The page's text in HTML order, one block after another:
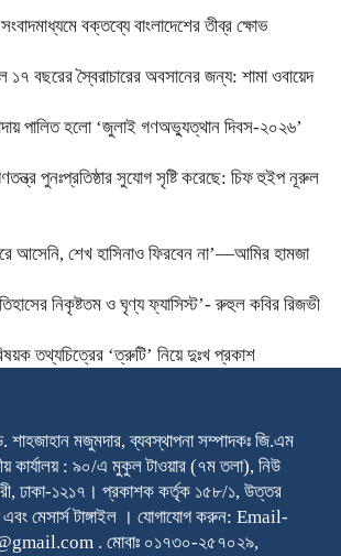
বক্তব্যে বাংলাদেশের তীব্র ক্ষোভ
বছরের স্বৈরাচারের অবসানের জন্য: শামা ওবায়েদ
পালিত হলো ‘জুলাই গণঅভ্যুত্থান দিবস-২০২৬’
পুনঃপ্রতিষ্ঠার সুযোগ সৃষ্টি করেছে: চিফ হুইপ নূরুল
আসেনি, শেখ হাসিনাও ফিরবেন না’—আমির হামজা
নিকৃষ্টতম ও ঘৃণ্য ফ্যাসিস্ট’- রুহুল কবির রিজভী
তথ্যচিত্রের ‘ত্রুটি’ নিয়ে দুঃখ প্রকাশ
মজুমদার, ব্যবস্থাপনা সম্পাদকঃ জি.এম
কার্যালয় : ৯০/এ মুকুল টাওয়ার (৭ম তলা), নিউ
ঢাকা-১২১৭। প্রকাশক কর্তৃক ১৫৮/১, উত্তর
এবং মেসার্স টাঙ্গাইল । যোগাযোগ করুন: Email-
. মোবাঃ ০১৭৩০-২৫৭০২৯,